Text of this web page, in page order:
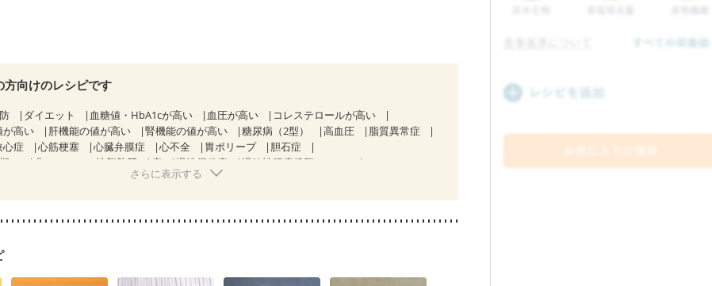
方向けのレシピです
ダイエット 血糖値・HbA1cが高い 血圧が高い
コレステロールが高い
が高い 肝機能の値が高い 腎機能の値が高い 糖尿病（2型） 高血圧
脂質異常症
心症 心筋梗塞 心臓弁膜症 心不全 胃ポリープ
胆石症
）
非アルコール性脂肪肝 痔 慢性便秘症
過敏性腸症候群（IBS）
糖尿病性腎症（第２期）
フレイル（年齢に合わせた体作り） 貧血対策 ニキビ・肌荒れ 妊活中 更年期
さらに表示する